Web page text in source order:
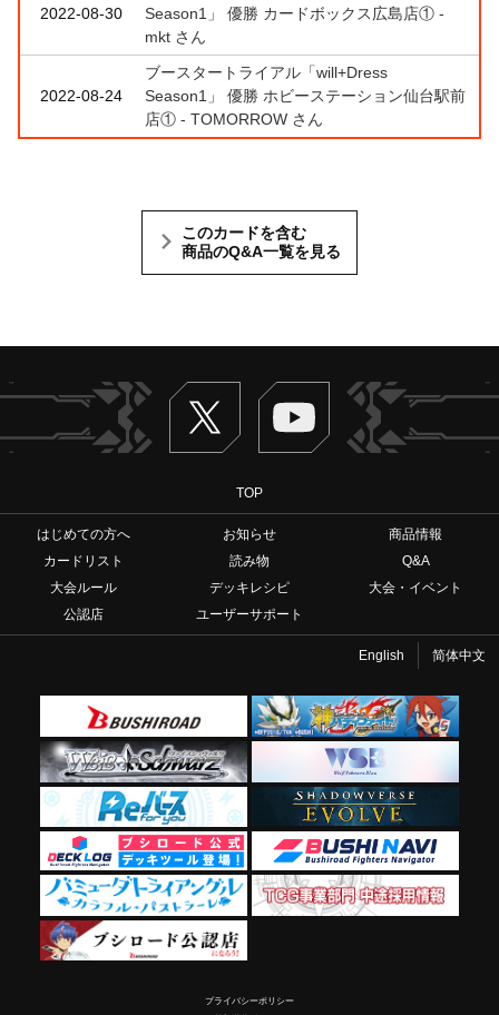
2022-08-30
Season1」 優勝 カードボックス広島店① -
mkt さん
2022-08-24
ブースタートライアル「will+Dress
Season1」 優勝 ホビーステーション仙台駅前
店① - TOMORROW さん
このカードを含む
商品のQ&A一覧を見る
Twitter ヴァンガードch
TOP
はじめての方へ お知らせ
商品情報
カードリスト
読み物
Q&A
大会ルール
デッキレシピ
大会・イベント
公認店
ユーザーサポート
English 简体中文
プライバシーポリシー